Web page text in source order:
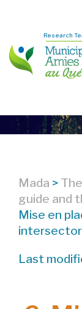
Research
Mada >
guide and
Mise en
Last